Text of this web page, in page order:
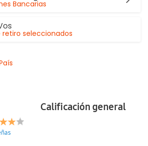
Bancarias
seleccionados
Calificación general